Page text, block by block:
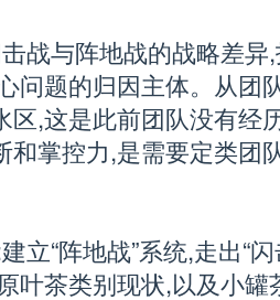
战与阵地战的战略差异
问题的归因主体。从团
区,这是此前团队没有经
和掌控力,是需要定类团
立“阵地战”系统,走出“
叶茶类别现状,以及小罐